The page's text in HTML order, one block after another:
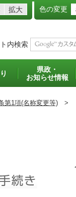
拡大 色の変更
内検索
県政・
お知らせ情報
第1項(名称変更等) >